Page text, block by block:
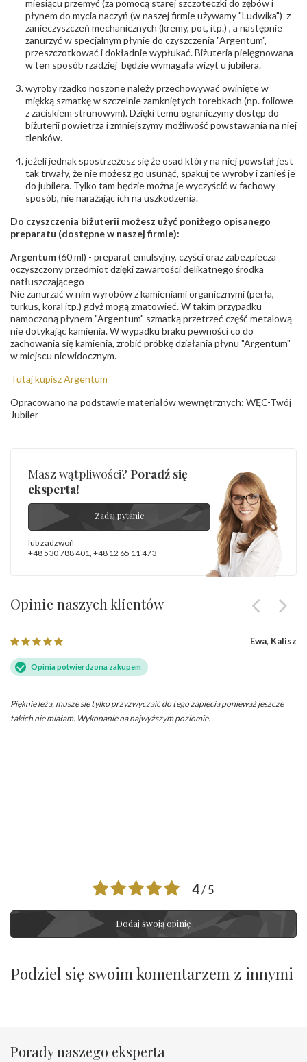
Liczba kamieni:
Rubin - 2 szt.
Szlif kamieni:
Fasetowy owalny
Masa kamieni
(łącznie):
ok. 1.08 ct.
Producent
odpowiedzialny:
WĘC-Twój Jubiler S.C. Artur Węc, Małgorzata
Suchan, ul. Kurczaba 3, 30-868 Kraków; NIP:
679-25-92-107; sklep@wec.com.pl
Bezpieczeństwo
- rodzaj
Nie nadaje się dla dzieci w wieku poniżej 3 lat
miesiącu przemyć (za pomocą starej szczoteczki do zębów i
płynem do mycia naczyń (w naszej firmie używamy "Ludwika") z
zanieczyszczeń mechanicznych (kremy, pot, itp.) , a następnie
zanurzyć w specjalnym płynie do czyszczenia "Argentum",
przeszczotkować i dokładnie wypłukać. Biżuteria pielęgnowana
w ten sposób rzadziej będzie wymagała wizyt u jubilera.
wyroby rzadko noszone należy przechowywać owinięte w
miękką szmatkę w szczelnie zamkniętych torebkach (np. foliowe
z zaciskiem strunowym). Dzięki temu ograniczymy dostęp do
biżuterii powietrza i zmniejszymy możliwość powstawania na niej
tlenków.
jeżeli jednak spostrzeżesz się że osad który na niej powstał jest
tak trwały, że nie możesz go usunąć, spakuj te wyroby i zanieś je
do jubilera. Tylko tam będzie można je wyczyścić w fachowy
sposób, nie narażając ich na uszkodzenia.
Do czyszczenia biżuterii możesz użyć poniżego opisanego
preparatu (dostępne w naszej firmie):
Argentum(60 ml) - preparat emulsyjny, czyści oraz zabezpiecza
oczyszczony przedmiot dzięki zawartości delikatnego środka
natłuszczającego
Nie zanurzać w nim wyrobów z kamieniami organicznymi (perła,
turkus, koral itp.) gdyż mogą zmatowieć. W takim przypadku
namoczoną płynem "Argentum" szmatką przetrzeć część metalową
nie dotykając kamienia. W wypadku braku pewności co do
zachowania się kamienia, zrobić próbkę działania płynu "Argentum"
w miejscu niewidocznym.
Tutaj kupisz Argentum
Opracowano na podstawie materiałów wewnętrznych: WĘC-Twój
Jubiler
Masz wątpliwości? Poradź się
eksperta!
Zadaj pytanie
lub zadzwoń
+48 530 788 401, +48 12 65 11 473
Opinie naszych klientów
Ewa, Kalisz
Opinia potwierdzona zakupem
Pięknie leżą, muszę się tylko przyzwyczaić do tego zapięcia ponieważ jeszcze
takich nie miałam. Wykonanie na najwyższym poziomie.
4/ 5
Dodaj swoją opinię
Podziel się swoim komentarzem z innymi
Porady naszego eksperta